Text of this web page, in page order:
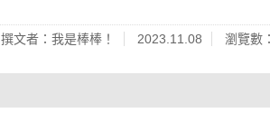
撰文者：我是棒棒！ 2023.11.08 瀏覽數